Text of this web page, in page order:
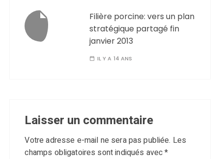
Filière porcine: vers un plan
stratégique partagé fin
janvier 2013
IL Y A 14 ANS
Laisser un commentaire
Votre adresse e-mail ne sera pas publiée. Les
champs obligatoires sont indiqués avec*